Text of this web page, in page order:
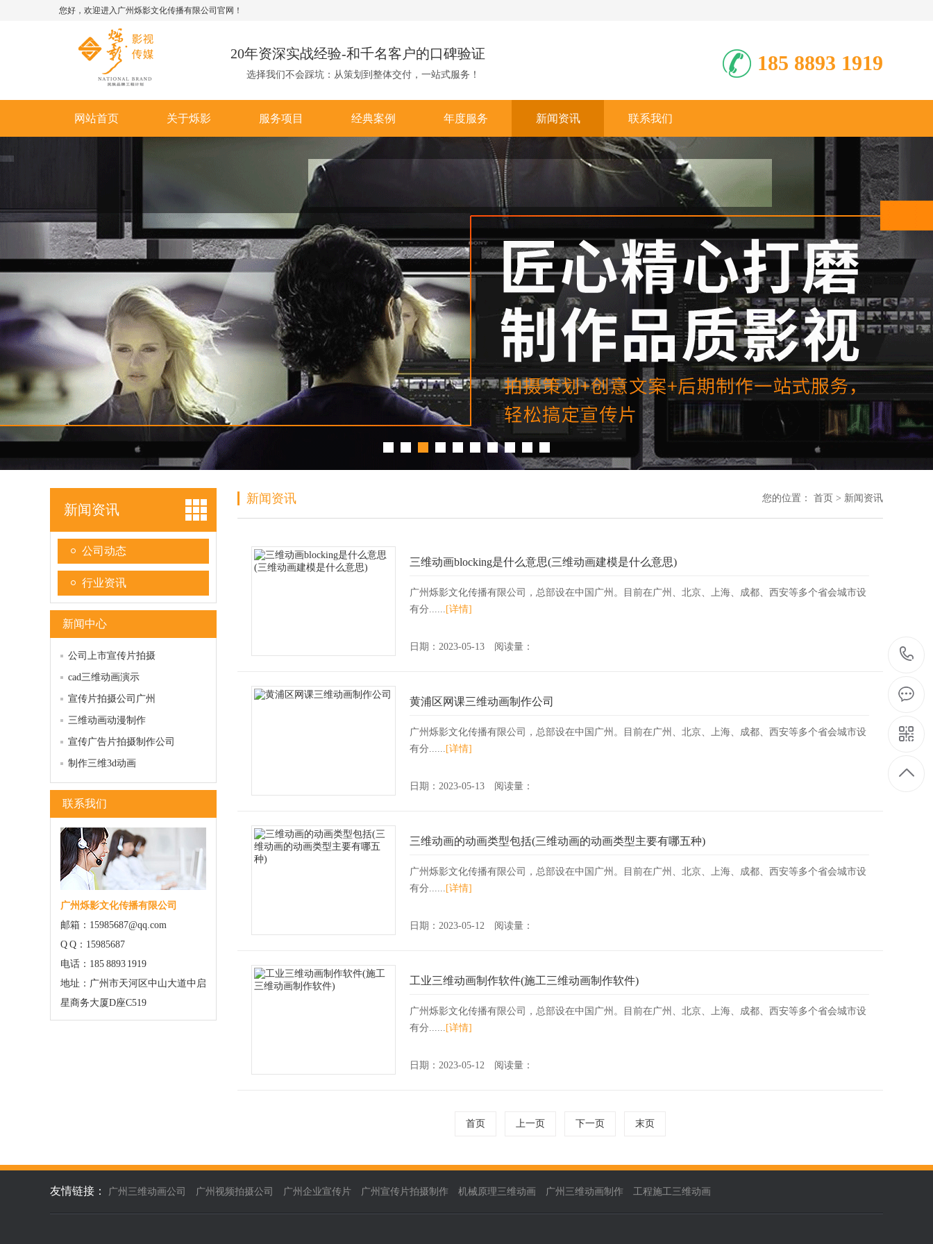
您好，欢迎进入广州烁影文化传播有限公司官网！
20年资深实战经验-和千名客户的口碑验证
选择我们不会踩坑：从策划到整体交付，一站式服务！
185 8893 1919
网站首页 关于烁影 服务项目 经典案例 年度服务 新闻资讯 联系我们
3 4 5 6 8 9
新闻资讯
公司动态
行业资讯
新闻中心
公司上市宣传片拍摄
cad三维动画演示
宣传片拍摄公司广州
三维动画动漫制作
宣传广告片拍摄制作公司
制作三维3d动画
联系我们
广州烁影文化传播有限公司
邮箱：15985687@qq.com
Q Q：15985687
电话：185 8893 1919
地址：广州市天河区中山大道中启
星商务大厦D座C519
新闻资讯 您的位置： 首页 > 新闻资讯
三维动画blocking是什么意思(三维动画建模是什么意思)
广州烁影文化传播有限公司，总部设在中国广州。目前在广州、北京、上海、成都、西安等多个省会城市设
有分...... [详情]
日期：2023-05-13 阅读量：
黄浦区网课三维动画制作公司
广州烁影文化传播有限公司，总部设在中国广州。目前在广州、北京、上海、成都、西安等多个省会城市设
有分...... [详情]
日期：2023-05-13 阅读量：
三维动画的动画类型包括(三维动画的动画类型主要有哪五种)
广州烁影文化传播有限公司，总部设在中国广州。目前在广州、北京、上海、成都、西安等多个省会城市设
有分...... [详情]
日期：2023-05-12 阅读量：
工业三维动画制作软件(施工三维动画制作软件)
广州烁影文化传播有限公司，总部设在中国广州。目前在广州、北京、上海、成都、西安等多个省会城市设
有分...... [详情]
日期：2023-05-12 阅读量：
首页 上一页 下一页 末页
友情链接： 广州三维动画公司 广州视频拍摄公司 广州企业宣传片 广州宣传片拍摄制作 机械原理三维动画 广州三维动画制作 工程施工三维动画